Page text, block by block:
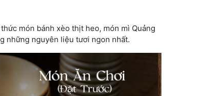
món bánh xèo thịt heo, món mì Quảng
những nguyên liệu tươi ngon nhất.